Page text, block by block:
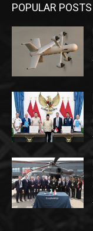
POPULAR POSTS